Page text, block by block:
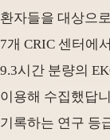
환자들을 대상으
7개 CRIC 센터에
9.3시간 분량의
이용해 수집했답
기록하는 연구 등